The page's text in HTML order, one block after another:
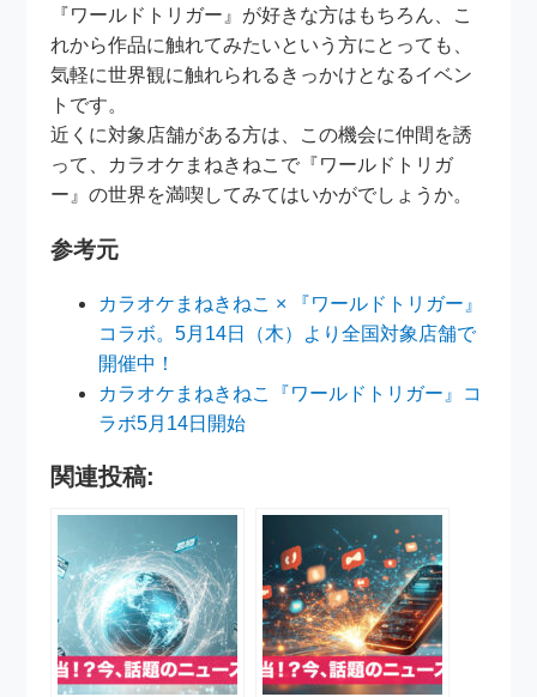
『ワールドトリガー』が好きな方はもちろん、こ
れから作品に触れてみたいという方にとっても、
気軽に世界観に触れられるきっかけとなるイベン
トです。
近くに対象店舗がある方は、この機会に仲間を誘
って、カラオケまねきねこで『ワールドトリガ
ー』の世界を満喫してみてはいかがでしょうか。
参考元
カラオケまねきねこ × 『ワールドトリガー』
コラボ。5月14日（木）より全国対象店舗で
開催中！
カラオケまねきねこ『ワールドトリガー』コ
ラボ5月14日開始
関連投稿: